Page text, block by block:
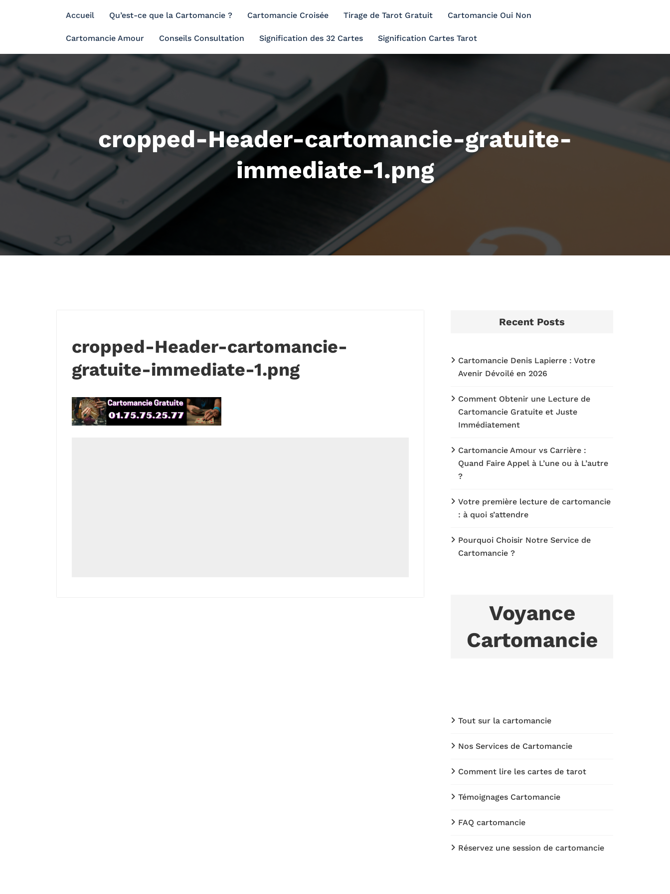
Accueil Qu’est-ce que la Cartomancie ? Cartomancie Croisée Tirage de Tarot Gratuit Cartomancie Oui Non
Cartomancie Amour Conseils Consultation Signification des 32 Cartes Signification Cartes Tarot
cropped-Header-cartomancie-gratuite-
immediate-1.png
cropped-Header-cartomancie-
gratuite-immediate-1.png
Recent Posts
Cartomancie Denis Lapierre : Votre
Avenir Dévoilé en 2026
Comment Obtenir une Lecture de
Cartomancie Gratuite et Juste
Immédiatement
Cartomancie Amour vs Carrière :
Quand Faire Appel à L’une ou à L’autre
?
Votre première lecture de cartomancie
: à quoi s’attendre
Pourquoi Choisir Notre Service de
Cartomancie ?
Voyance
Cartomancie
Tout sur la cartomancie
Nos Services de Cartomancie
Comment lire les cartes de tarot
Témoignages Cartomancie
FAQ cartomancie
Réservez une session de cartomancie